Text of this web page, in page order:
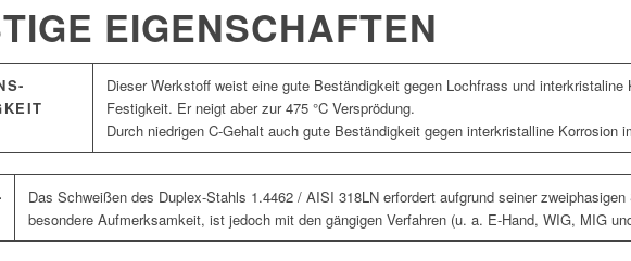
EIGENSCHAFTEN
Dieser Werkstoff weist eine gute Beständigkeit gegen Lochfrass und
Festigkeit. Er neigt aber zur 475 °C Versprödung.
Durch niedrigen C-Gehalt auch gute Beständigkeit gegen interkristalline Korrosion
Das Schweißen des Duplex-Stahls 1.4462 / AISI 318LN erfordert aufgrund seiner
besondere Aufmerksamkeit, ist jedoch mit den gängigen Verfahren (u. a. E-Hand, WIG, MIG